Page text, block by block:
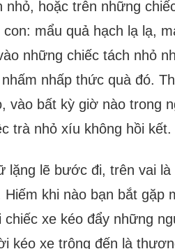
nhỏ, hoặc trên những
con: mẩu quả hạch lạ lạ,
những chiếc tách nhỏ
nhấp thức quà đó.
vào bất kỳ giờ nào trong
trà nhỏ xíu không hồi kết.
lặng lẽ bước đi, trên vai
Hiếm khi nào bạn bắt
chiếc xe kéo đẩy những
kéo xe trông đến là